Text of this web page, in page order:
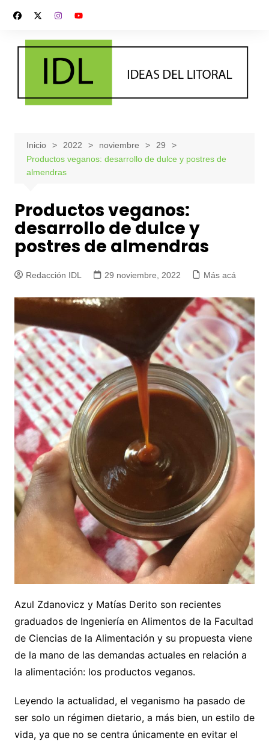
contenido
Inicio 2022 noviembre
29
Productos veganos: desarrollo de dulce y postres de
almendras
Productos veganos:
desarrollo de dulce y
postres de almendras
Redacción IDL 29 noviembre, 2022 Más acá
Azul Zdanovicz y Matías Derito son recientes
graduados de Ingeniería en Alimentos de la Facultad
de Ciencias de la Alimentación y su propuesta viene
de la mano de las demandas actuales en relación a
la alimentación: los productos veganos.
Leyendo la actualidad, el veganismo ha pasado de
ser solo un régimen dietario, a más bien, un estilo de
vida, ya que no se centra únicamente en evitar el